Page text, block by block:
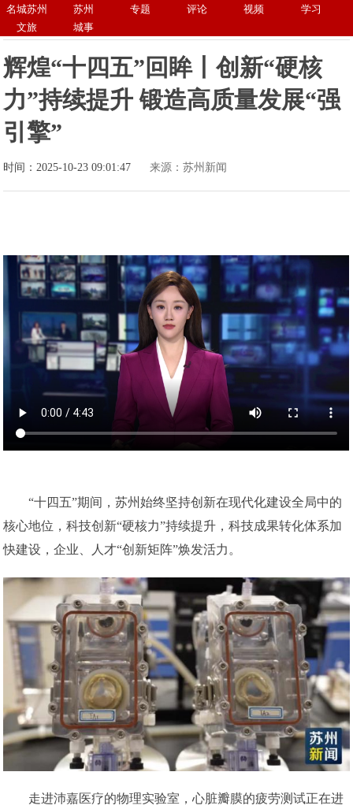
名城苏州 苏州 专题 评论 视频
学习
文旅
城事
辉煌“十四五”回眸丨创新“硬核
力”持续提升 锻造高质量发展“强
引擎”
时间：2025-10-23 09:01:47 来源：苏州新闻
“十四五”期间，苏州始终坚持创新在现代化建设全局中的
核心地位，科技创新“硬核力”持续提升，科技成果转化体系加
快建设，企业、人才“创新矩阵”焕发活力。
走进沛嘉医疗的物理实验室，心脏瓣膜的疲劳测试正在进